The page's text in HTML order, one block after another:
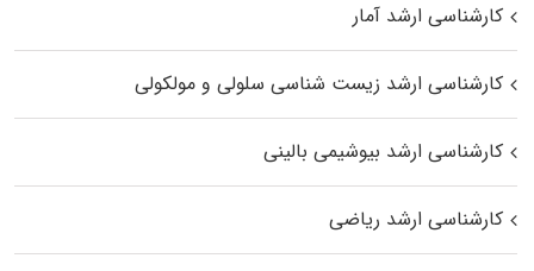
کارشناسی ارشد آمار
کارشناسی ارشد زیست شناسی سلولی و مولکولی
کارشناسی ارشد بیوشیمی بالینی
کارشناسی ارشد ریاضی